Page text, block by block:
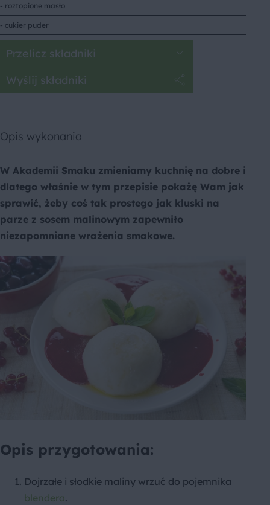
- roztopione masło
- cukier puder
Przelicz składniki
Wyślij składniki
Opis wykonania
W Akademii Smaku zmieniamy kuchnię na dobre i
dlatego właśnie w tym przepisie pokażę Wam jak
sprawić, żeby coś tak prostego jak kluski na
parze z sosem malinowym zapewniło
niezapomniane wrażenia smakowe.
Opis przygotowania:
Dojrzałe i słodkie maliny wrzuć do pojemnika
blendera.